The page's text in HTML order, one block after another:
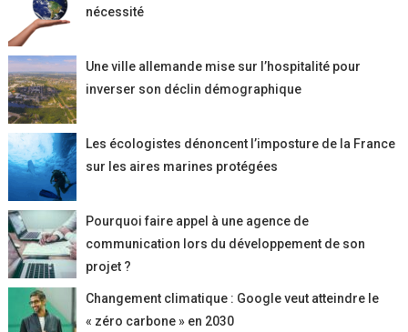
nécessité
Une ville allemande mise sur l’hospitalité pour
inverser son déclin démographique
Les écologistes dénoncent l’imposture de la France
sur les aires marines protégées
Pourquoi faire appel à une agence de
communication lors du développement de son
projet ?
Changement climatique : Google veut atteindre le
« zéro carbone » en 2030